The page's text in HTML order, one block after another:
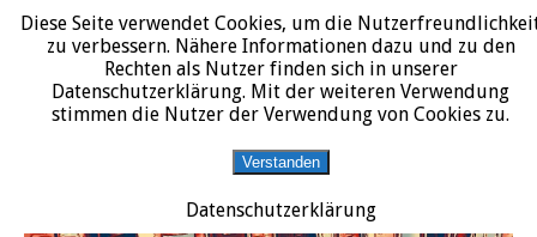
START DATENSCHUTZERKLÄRUNG IMPRESSUM ÜBER JURALIT
JURALIT
Rezensionen juristischer Literatur
Diese Seite verwendet Cookies, um die
zu verbessern. Nähere Informationen dazu und zu den
Rechten als Nutzer finden sich in unserer
Datenschutzerklärung. Mit der weiteren Verwendung
stimmen die Nutzer der Verwendung von Cookies zu.
Verstanden
Datenschutzerklärung